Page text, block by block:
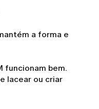
a forma e
funcionam bem.
lacear ou criar